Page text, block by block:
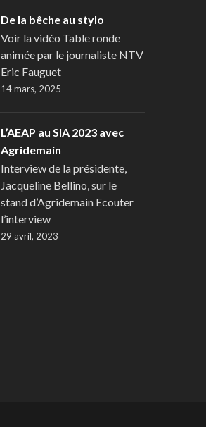
De la bêche au stylo
Voir la vidéo Table ronde
animée par le journaliste NTV
Eric Fauguet
14 mars, 2025
L’AEAP au SIA 2023 avec
Agridemain
Interview de la présidente,
Jacqueline Bellino, sur le
stand d’Agridemain Ecouter
l’interview
29 avril, 2023